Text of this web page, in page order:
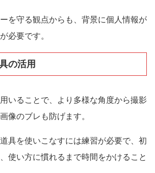
を守る観点からも、背景に個人情報が
必要です。
の活用
いることで、より多様な角度から撮影
像のブレも防げます。
具を使いこなすには練習が必要で、初
使い方に慣れるまで時間をかけること